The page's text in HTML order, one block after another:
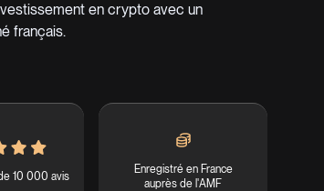
en crypto avec un
français.
10 000 avis
Enregistré en France
auprès de l'AMF